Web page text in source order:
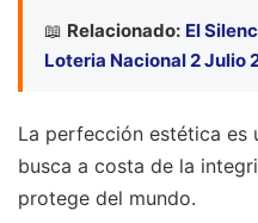
📖 Relacionado: El
Loteria Nacional 2 Julio
La perfección estética es
busca a costa de la
protege del mundo.